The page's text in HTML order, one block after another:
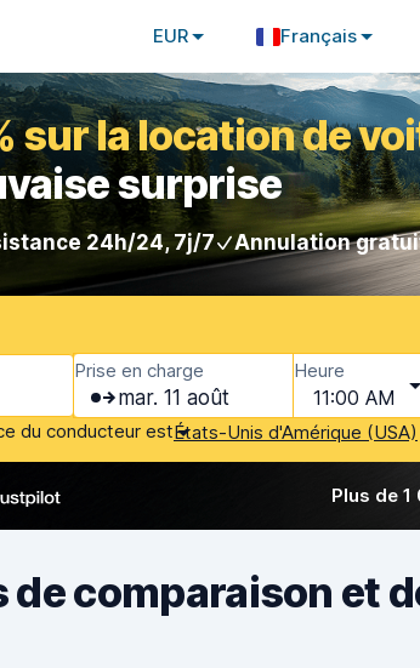
EUR Français
sur la location de
surprise
24h/24, 7j/7 Annulation
Prise en charge
mar. 11 août
Heure
11:00 AM
du conducteur estÉtats-Unis d'Amérique (USA)
Plus de
de comparaison et